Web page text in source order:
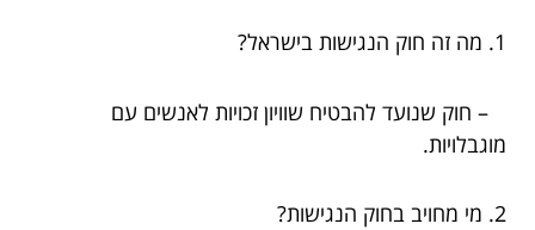
1. מה זה חוק הנגישות בישראל?
– חוק שנועד להבטיח שוויון זכויות לאנשים עם
מוגבלויות.
2. מי מחויב בחוק הנגישות?